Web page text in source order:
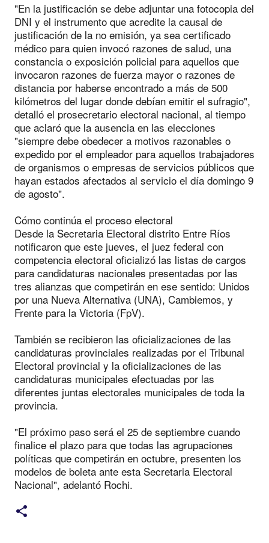
"En la justificación se debe adjuntar una fotocopia del
DNI y el instrumento que acredite la causal de
justificación de la no emisión, ya sea certificado
médico para quien invocó razones de salud, una
constancia o exposición policial para aquellos que
invocaron razones de fuerza mayor o razones de
distancia por haberse encontrado a más de 500
kilómetros del lugar donde debían emitir el sufragio",
detalló el prosecretario electoral nacional, al tiempo
que aclaró que la ausencia en las elecciones
"siempre debe obedecer a motivos razonables o
expedido por el empleador para aquellos trabajadores
de organismos o empresas de servicios públicos que
hayan estados afectados al servicio el día domingo 9
de agosto".
Cómo continúa el proceso electoral
Desde la Secretaria Electoral distrito Entre Ríos
notificaron que este jueves, el juez federal con
competencia electoral oficializó las listas de cargos
para candidaturas nacionales presentadas por las
tres alianzas que competirán en ese sentido: Unidos
por una Nueva Alternativa (UNA), Cambiemos, y
Frente para la Victoria (FpV).
También se recibieron las oficializaciones de las
candidaturas provinciales realizadas por el Tribunal
Electoral provincial y la oficializaciones de las
candidaturas municipales efectuadas por las
diferentes juntas electorales municipales de toda la
provincia.
"El próximo paso será el 25 de septiembre cuando
finalice el plazo para que todas las agrupaciones
políticas que competirán en octubre, presenten los
modelos de boleta ante esta Secretaria Electoral
Nacional", adelantó Rochi.